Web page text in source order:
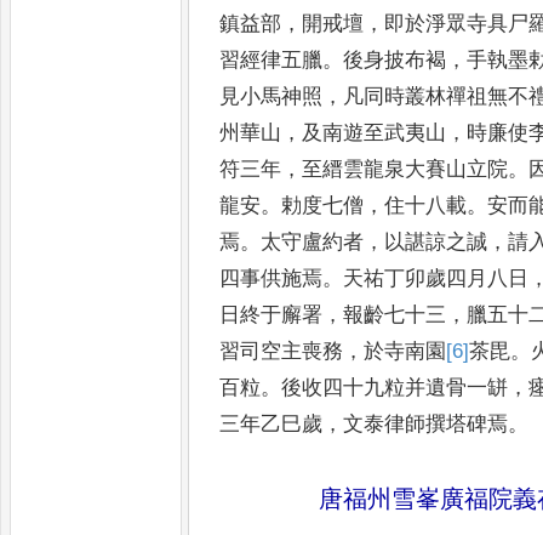
鎮益部 ， 開戒壇 ， 即於淨眾寺具尸
習經律五臘。後身披布褐 ，手執墨
見小馬神照 ， 凡同時叢林禪祖無不
州華山 ， 及南遊至武夷山 ， 時廉使
符三年 ，至縉雲龍泉大賽山立院。
龍安。勅度七僧 ，住十八載。安而
焉。 太守盧約者 ， 以諶諒之誠 ，請
四事供施焉。 天祐丁卯歲四月八日
日終于廨署 ，報齡七十三 ， 臘五十
習司空主喪務 ，於寺南園[6]茶毘。
百粒。後收四十九粒并遺骨一缾 ，
三年乙巳歲 ，文泰律師撰塔碑焉。
唐福州雪峯廣福院義